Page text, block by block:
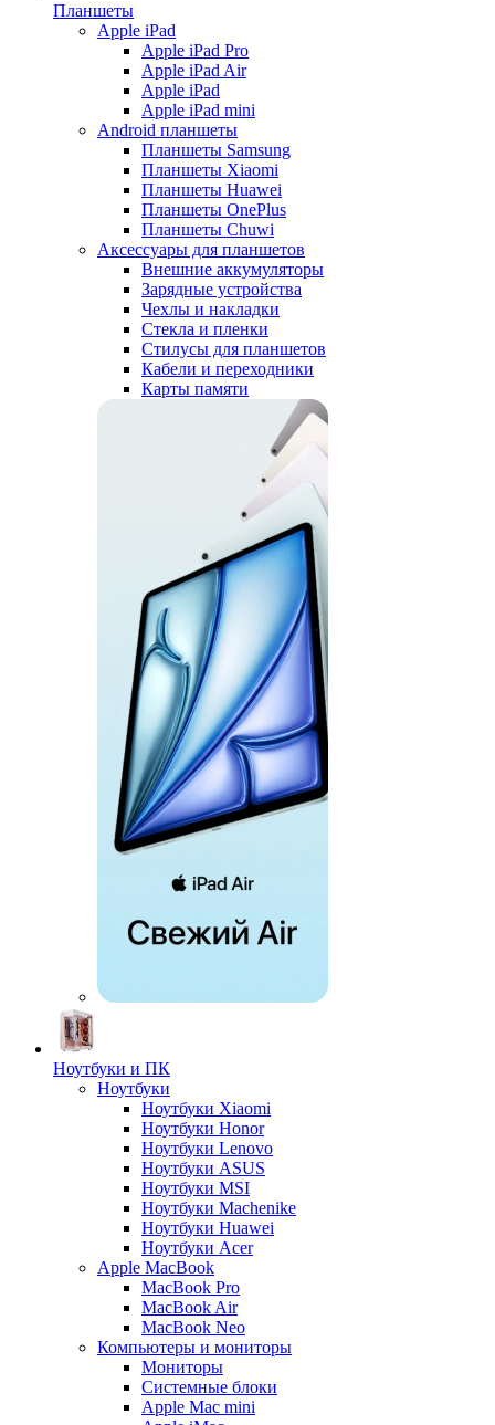
Планшеты
Apple iPad
Apple iPad Pro
Apple iPad Air
Apple iPad
Apple iPad mini
Android планшеты
Планшеты Samsung
Планшеты Xiaomi
Планшеты Huawei
Планшеты OnePlus
Планшеты Chuwi
Аксессуары для планшетов
Внешние аккумуляторы
Зарядные устройства
Чехлы и накладки
Стекла и пленки
Стилусы для планшетов
Кабели и переходники
Карты памяти
Ноутбуки и ПК
Ноутбуки
Ноутбуки Xiaomi
Ноутбуки Honor
Ноутбуки Lenovo
Ноутбуки ASUS
Ноутбуки MSI
Ноутбуки Machenike
Ноутбуки Huawei
Ноутбуки Acer
Apple MacBook
MacBook Pro
MacBook Air
MacBook Neo
Компьютеры и мониторы
Мониторы
Системные блоки
Apple Mac mini